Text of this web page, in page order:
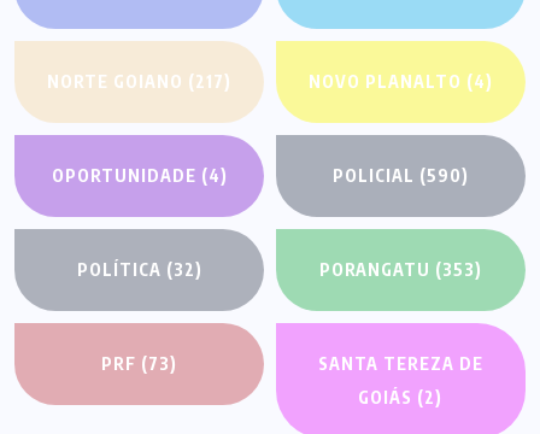
NORTE GOIANO (217) NOVO PLANALTO (4)
OPORTUNIDADE (4) POLICIAL (590)
POLÍTICA (32) PORANGATU (353)
PRF (73)
SANTA TEREZA DE
GOIÁS (2)